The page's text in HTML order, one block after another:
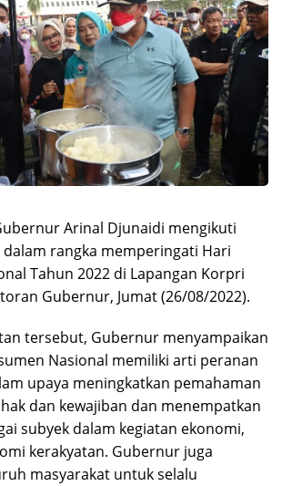
Arinal Djunaidi mengikuti
dalam rangka memperingati Hari
Tahun 2022 di Lapangan Korpri
Gubernur, Jumat (26/08/2022).
tersebut, Gubernur menyampaikan
Nasional memiliki arti peranan
upaya meningkatkan pemahaman
dan kewajiban dan menempatkan
subyek dalam kegiatan ekonomi,
kerakyatan. Gubernur juga
masyarakat untuk selalu